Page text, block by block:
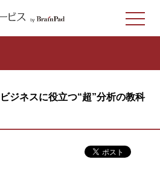
ジネスに役立つ“超”分析の教科